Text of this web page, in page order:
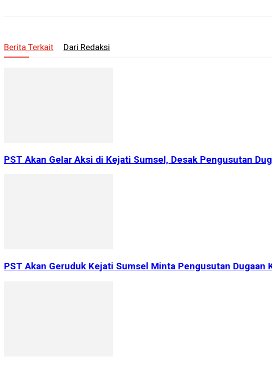
Berita Terkait Dari Redaksi
PST Akan Gelar Aksi di Kejati Sumsel, Desak Pengusutan
PST Akan Geruduk Kejati Sumsel Minta Pengusutan Dugaan